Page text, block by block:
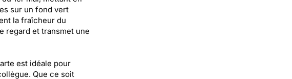
sur un fond vert
la fraîcheur du
regard et transmet une
est idéale pour
Que ce soit